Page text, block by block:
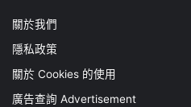
關於我們
隱私政策
關於 Cookies 的使用
廣告查詢 Advertisement